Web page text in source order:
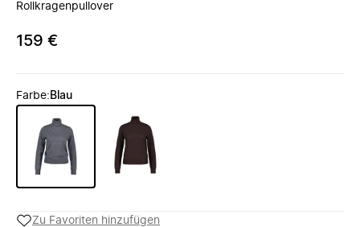
Rollkragenpullover
159 €
Farbe: Blau
Zu Favoriten hinzufügen